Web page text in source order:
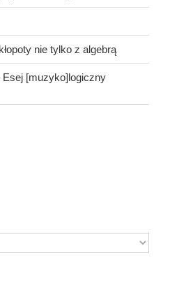
nie tylko z algebrą
Esej [muzyko]logiczny